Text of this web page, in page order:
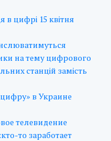
в цифрі 15 квітня
на тему цифрового
станцій замість
в Украине
телевидение
то заработает